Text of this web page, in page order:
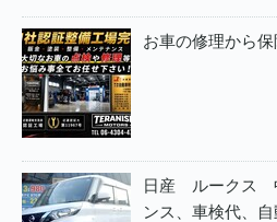
お車の修理から
日産 ルークス
ンス、車検代、